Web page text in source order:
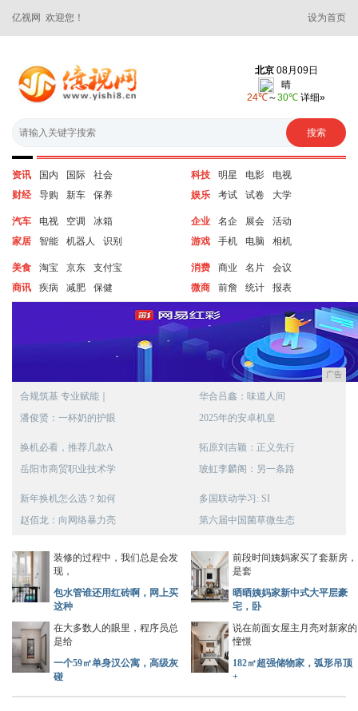
亿视网 欢迎您！ 设为首页
资讯 国内 国际
社会
财经
导购 新车 保养
科技 明星 电影
电视
娱乐
考试 试卷 大学
汽车 电视 空调
冰箱
家居
智能 机器人 识别
企业 名企 展会
活动
游戏
手机 电脑 相机
美食 淘宝 京东
支付宝
商讯
疾病 减肥 保健
消费 商业 名片
会议
微商
前詹 统计 报表
广告
合规筑基 专业赋能｜
潘俊贤：一杯奶的护眼
华合吕鑫：味道人间
2025年的安卓机皇
换机必看，推荐几款A
岳阳市商贸职业技术学
拓原刘吉颖：正义先行
玻虹李麟阁：另一条路
新年换机怎么选？如何
赵佰龙：向网络暴力亮
多国联动学习: SI
第六届中国菌草微生态
装修的过程中，我们总是会发
现，
包水管谁还用红砖啊，网上买
这种
前段时间姨妈家买了套新房，
是套
晒晒姨妈家新中式大平层豪
宅，卧
在大多数人的眼里，程序员总
是给
一个59㎡单身汉公寓，高级灰
碰
说在前面女屋主月亮对新家的
憧憬
182㎡超强储物家，弧形吊顶
+